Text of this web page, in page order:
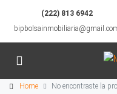
(222) 813 6942
Home No encontraste la